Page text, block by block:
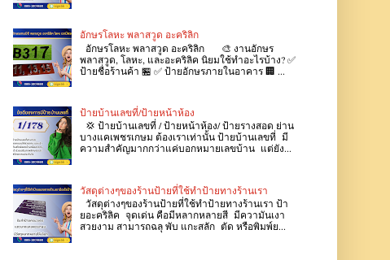
อักษรโลหะ พลาสวูด อะคริลิก
อักษรโลหะ พลาสวูด อะคริลิก 🎨 งานอักษร
พลาสวูด, โลหะ, และอะคริลิค นิยมใช้ทำอะไรบ้าง? ✅
ป้ายชื่อร้านค้า 🏪 ✅ ป้ายอักษรภายในอาคาร 🏢 ...
ป้ายบ้านเลขที่/ป้ายหน้าห้อง
💢 ป้ายบ้านเลขที่ / ป้ายหน้าห้อง/ ป้ายรางสอด ย่าน
บางแคเพชรเกษม ต้องเราเท่านั้น ป้ายบ้านเลขที่ มี
ความสำคัญมากกว่าแค่บอกหมายเลขบ้าน แต่ยัง...
วัสดุต่างๆของร้านป้ายที่ใช้ทำป้ายทางร้านเรา
วัสดุต่างๆของร้านป้ายที่ใช้ทำป้ายทางร้านเรา ป้า
ยอะคริลิค จุดเด่น คือมีหลากหลายสี มีความันเงา
สวยงาม สามารถฉลุ พับ แกะสลัก ตัด หรือพิมพ์ย...